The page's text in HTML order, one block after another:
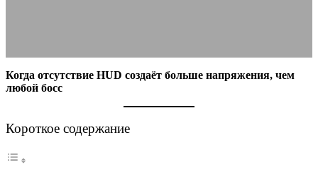
Когда отсутствие HUD создаёт больше напряжения, чем
любой босс
Короткое содержание